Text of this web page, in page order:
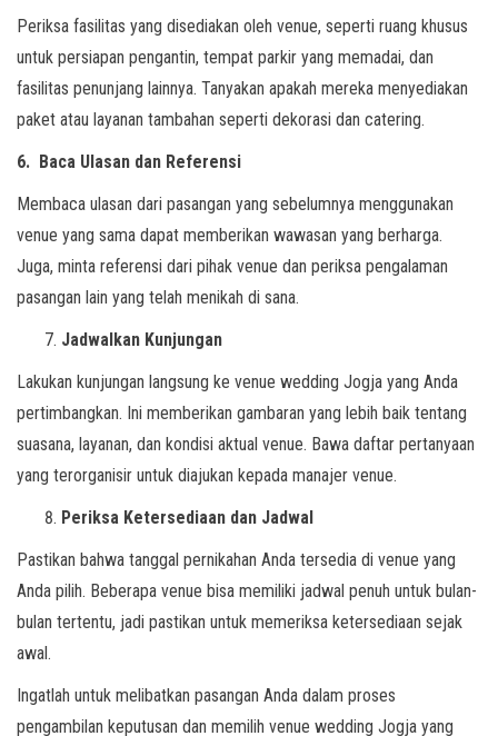
Periksa fasilitas yang disediakan oleh venue, seperti ruang khusus
untuk persiapan pengantin, tempat parkir yang memadai, dan
fasilitas penunjang lainnya. Tanyakan apakah mereka menyediakan
paket atau layanan tambahan seperti dekorasi dan catering.
6. Baca Ulasan dan Referensi
Membaca ulasan dari pasangan yang sebelumnya menggunakan
venue yang sama dapat memberikan wawasan yang berharga.
Juga, minta referensi dari pihak venue dan periksa pengalaman
pasangan lain yang telah menikah di sana.
Jadwalkan Kunjungan
Lakukan kunjungan langsung ke venue wedding Jogja yang Anda
pertimbangkan. Ini memberikan gambaran yang lebih baik tentang
suasana, layanan, dan kondisi aktual venue. Bawa daftar pertanyaan
yang terorganisir untuk diajukan kepada manajer venue.
Periksa Ketersediaan dan Jadwal
Pastikan bahwa tanggal pernikahan Anda tersedia di venue yang
Anda pilih. Beberapa venue bisa memiliki jadwal penuh untuk bulan-
bulan tertentu, jadi pastikan untuk memeriksa ketersediaan sejak
awal.
Ingatlah untuk melibatkan pasangan Anda dalam proses
pengambilan keputusan dan memilih venue wedding Jogja yang